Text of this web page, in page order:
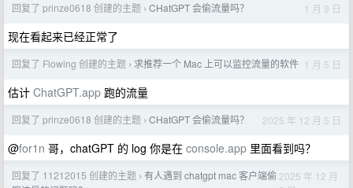
回复了 prinze0618 创建的主题 › CHatGPT 会偷流量吗？ 1 月 9 日
现在看起来已经正常了
回复了 Flowing 创建的主题 › 求推荐一个 Mac 上可以监控流量的软件 1 月 5 日
估计 ChatGPT.app 跑的流量
回复了 prinze0618 创建的主题 › CHatGPT 会偷流量吗？ 2025 年 12 月 5 日
@for1n 哥，chatGPT 的 log 你是在 console.app 里面看到吗？
回复了 11212015 创建的主题 › 有人遇到 chatgpt mac 客户端偷 2025 年 12 月